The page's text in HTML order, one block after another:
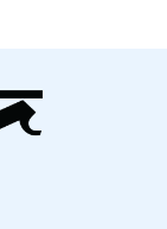
গড়ে উঠতে পারে,